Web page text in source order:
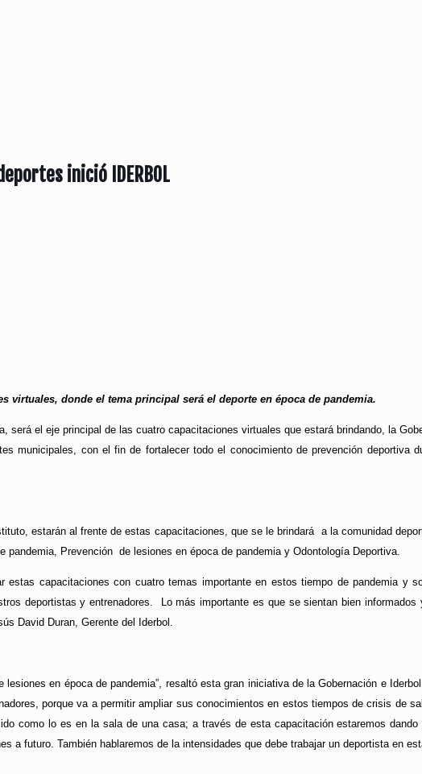
inició IDERBOL
virtuales, donde el tema principal será el deporte en época de pandemia.
será el eje principal de las cuatro capacitaciones virtuales que estará brindando, la
municipales, con el fin de fortalecer todo el conocimiento de prevención deportiva
estarán al frente de estas capacitaciones, que se le brindará a la comunidad
Prevención de lesiones en época de pandemia y Odontología Deportiva.
estas capacitaciones con cuatro temas importante en estos tiempo de pandemia y
deportistas y entrenadores. Lo más importante es que se sientan bien informados
David Duran, Gerente del Iderbol.
en época de pandemia”, resaltó esta gran iniciativa de la Gobernación e
porque va a permitir ampliar sus conocimientos en estos tiempos de crisis de
como lo es en la sala de una casa; a través de esta capacitación estaremos dando
a futuro. También hablaremos de la intensidades que debe trabajar un deportista en